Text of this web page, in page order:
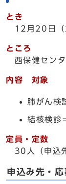
とき
12月20日（
ところ
西保健センタ
内容 対象
肺がん検
結核検診
定員・定数
30人（申込
申込み先・